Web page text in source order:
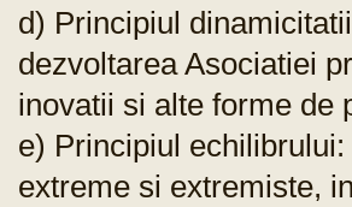
d) Principiul
dezvoltarea Asociatiei
inovatii si alte forme de
e) Principiul
extreme si extremiste,